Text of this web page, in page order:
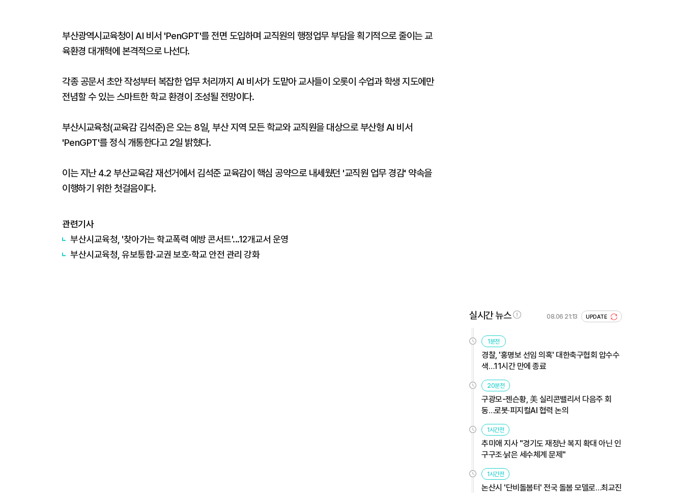
부산광역시교육청이 AI 비서 'PenGPT'를 전면 도입하며 교직원의 행정업무 부담을 획기적으로 줄이는 교
육환경 대개혁에 본격적으로 나선다.
각종 공문서 초안 작성부터 복잡한 업무 처리까지 AI 비서가 도맡아 교사들이 오롯이 수업과 학생 지도에만
전념할 수 있는 스마트한 학교 환경이 조성될 전망이다.
부산시교육청(교육감 김석준)은 오는 8일, 부산 지역 모든 학교와 교직원을 대상으로 부산형 AI 비서
'PenGPT'를 정식 개통한다고 2일 밝혔다.
이는 지난 4.2 부산교육감 재선거에서 김석준 교육감이 핵심 공약으로 내세웠던 '교직원 업무 경감' 약속을
이행하기 위한 첫걸음이다.
관련기사
부산시교육청, '찾아가는 학교폭력 예방 콘서트'...12개교서 운영
부산시교육청, 유보통합·교권 보호·학교 안전 관리 강화
실시간 뉴스 08.06 21:13 UPDATE
1분전
경찰, '홍명보 선임 의혹' 대한축구협회 압수수
색…11시간 만에 종료
20분전
구광모-젠슨황, 美 실리콘밸리서 다음주 회
동…로봇·피지컬AI 협력 논의
1시간전
추미애 지사 "경기도 재정난 복지 확대 아닌 인
구구조·낡은 세수체계 문제"
1시간전
논산시 '단비돌봄터' 전국 돌봄 모델로…최교진